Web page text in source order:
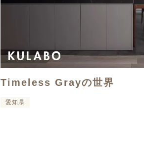
Timeless Grayの世界
愛知県